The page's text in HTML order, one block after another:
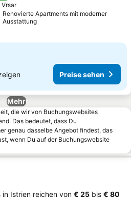
Vrsar
Renovierte Apartments mit moderner
Ausstattung
Preise sehen
Mehr
die wir von Buchungswebsites
Das bedeutet, dass Du
genau dasselbe Angebot findest, das
wenn Du auf der Buchungswebsite
Istrien reichen von ‎€ 25 bis ‎€ 80